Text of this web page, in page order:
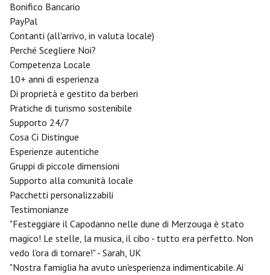
Bonifico Bancario
PayPal
Contanti (all'arrivo, in valuta locale)
Perché Scegliere Noi?
Competenza Locale
10+ anni di esperienza
Di proprietà e gestito da berberi
Pratiche di turismo sostenibile
Supporto 24/7
Cosa Ci Distingue
Esperienze autentiche
Gruppi di piccole dimensioni
Supporto alla comunità locale
Pacchetti personalizzabili
Testimonianze
"Festeggiare il Capodanno nelle dune di Merzouga è stato
magico! Le stelle, la musica, il cibo - tutto era perfetto. Non
vedo l'ora di tornare!" - Sarah, UK
"Nostra famiglia ha avuto un'esperienza indimenticabile. Ai